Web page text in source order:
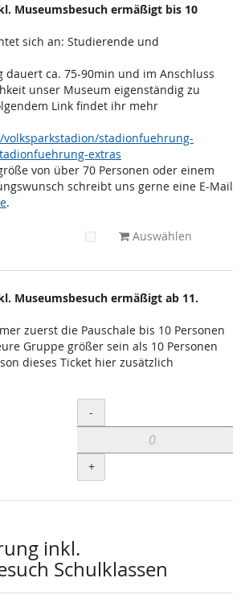
Museumsbesuch ermäßigt bis 10
sich an: Studierende und
dauert ca. 75-90min und im Anschluss
unser Museum eigenständig zu
Link findet ihr mehr
volksparkstadion/stadionfuehrung-
extras
von über 70 Personen oder einem
schreibt uns gerne eine E-Mail
.
Auswählen
Museumsbesuch ermäßigt ab 11.
zuerst die Pauschale bis 10 Personen
Gruppe größer sein als 10 Personen
dieses Ticket hier zusätzlich
Menge
-
+
inkl.
Schulklassen